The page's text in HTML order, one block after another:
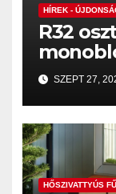
HÍREK -
R32
SZEPT 27,
HŐSZIVATTYÚS